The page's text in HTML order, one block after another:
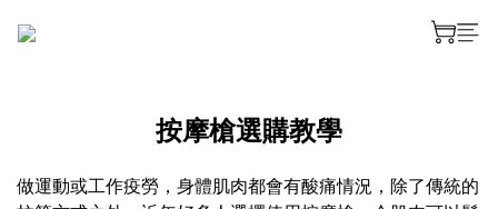
按摩槍選購教學
做運動或工作疫勞，身體肌肉都會有酸痛情況，除了傳統的